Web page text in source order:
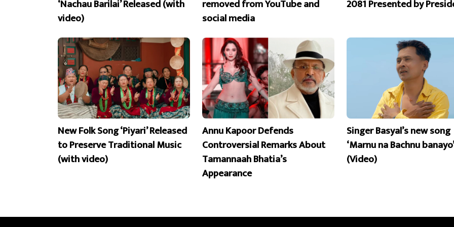
‘Nachau Barilai’ Released (with
video)
removed from YouTube and
social media
2081 Presented by
New Folk Song ‘Piyari’ Released
to Preserve Traditional Music
(with video)
Annu Kapoor Defends
Controversial Remarks About
Tamannaah Bhatia’s
Appearance
Singer Basyal’s new song
‘Marnu na Bachnu banayo’
(Video)